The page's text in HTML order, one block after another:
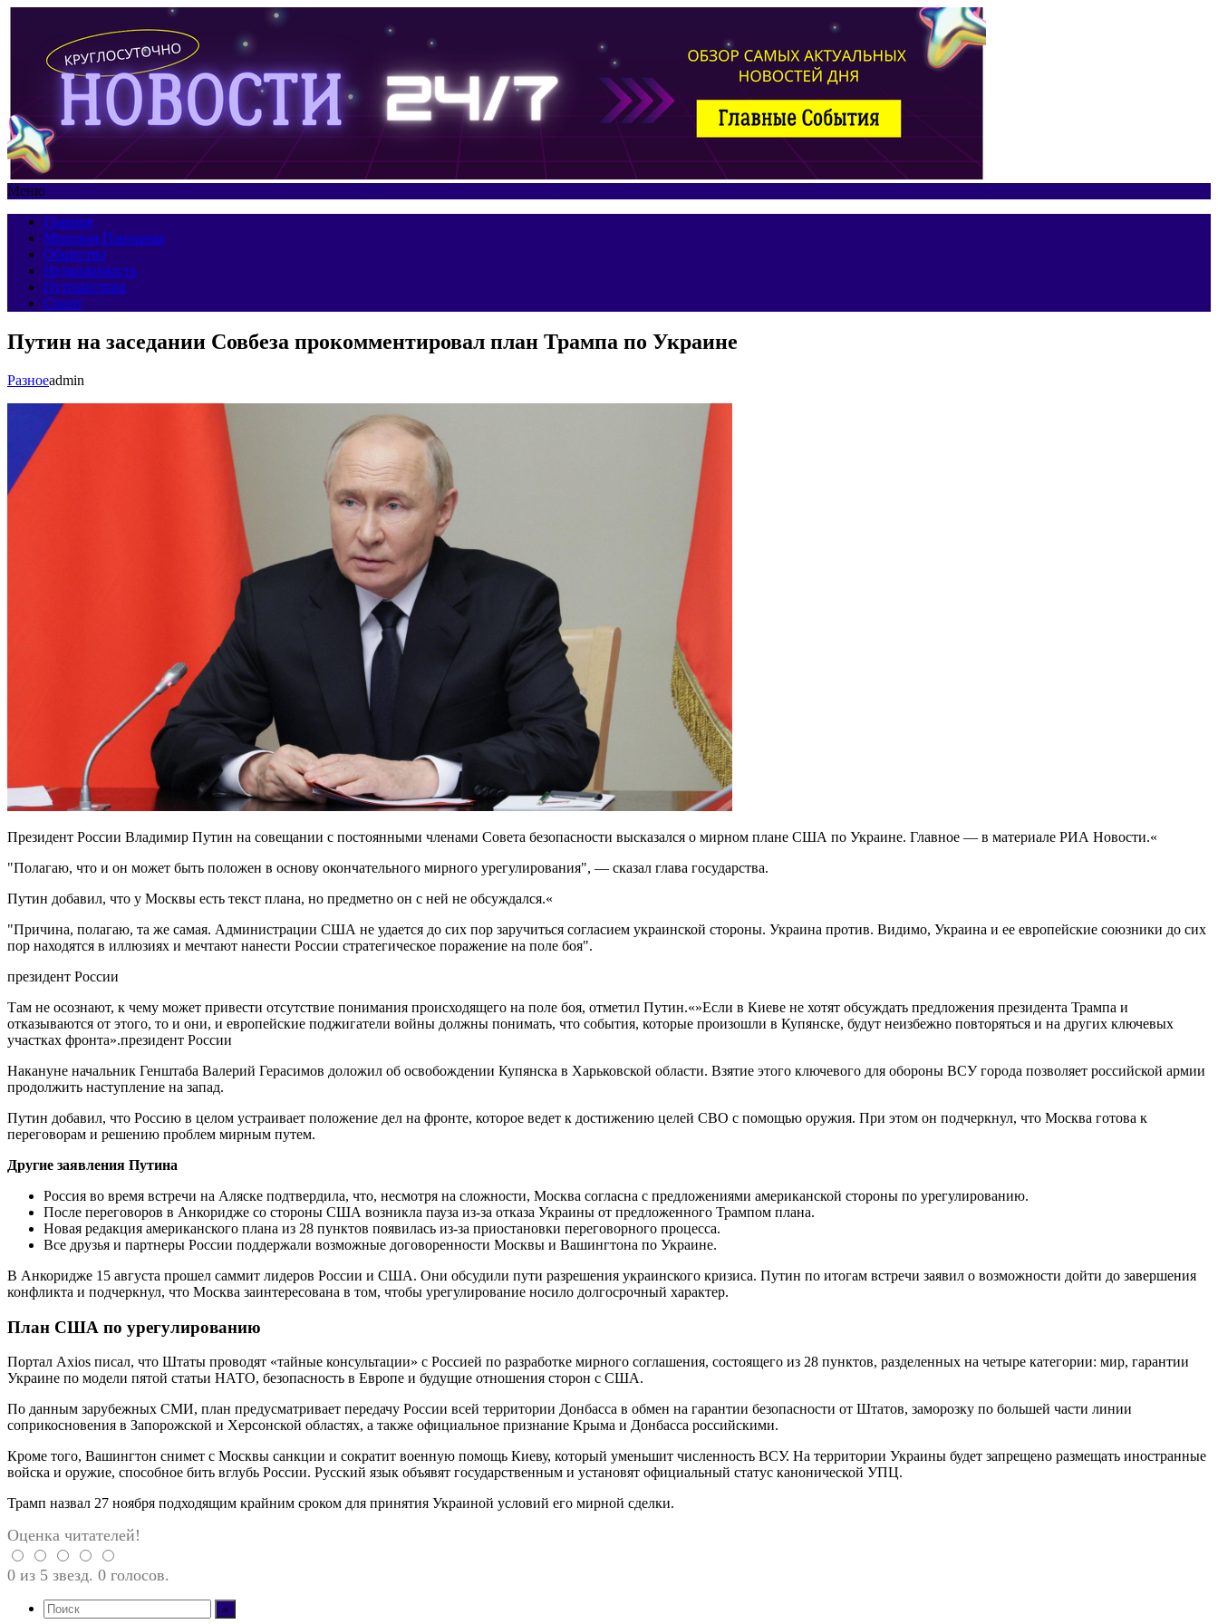
Меню
Главная
Мировая Панорама
Общество
Недвижимость
Путешествия
Спорт
Путин на заседании Совбеза прокомментировал план Трампа по Украине
Разноеadmin
Президент России Владимир Путин на совещании с постоянными членами Совета безопасности высказался о мирном плане США по Украине. Главное — в материале РИА Новости.«
"Полагаю, что и он может быть положен в основу окончательного мирного урегулирования", — сказал глава государства.
Путин добавил, что у Москвы есть текст плана, но предметно он с ней не обсуждался.«
"Причина, полагаю, та же самая. Администрации США не удается до сих пор заручиться согласием украинской стороны. Украина против. Видимо, Украина и ее европейские союзники до сих
пор находятся в иллюзиях и мечтают нанести России стратегическое поражение на поле боя".
президент России
Там не осознают, к чему может привести отсутствие понимания происходящего на поле боя, отметил Путин.«»Если в Киеве не хотят обсуждать предложения президента Трампа и
отказываются от этого, то и они, и европейские поджигатели войны должны понимать, что события, которые произошли в Купянске, будут неизбежно повторяться и на других ключевых
участках фронта».президент России
Накануне начальник Генштаба Валерий Герасимов доложил об освобождении Купянска в Харьковской области. Взятие этого ключевого для обороны ВСУ города позволяет российской армии
продолжить наступление на запад.
Путин добавил, что Россию в целом устраивает положение дел на фронте, которое ведет к достижению целей СВО с помощью оружия. При этом он подчеркнул, что Москва готова к
переговорам и решению проблем мирным путем.
Другие заявления Путина
Россия во время встречи на Аляске подтвердила, что, несмотря на сложности, Москва согласна с предложениями американской стороны по урегулированию.
После переговоров в Анкоридже со стороны США возникла пауза из-за отказа Украины от предложенного Трампом плана.
Новая редакция американского плана из 28 пунктов появилась из-за приостановки переговорного процесса.
Все друзья и партнеры России поддержали возможные договоренности Москвы и Вашингтона по Украине.
В Анкоридже 15 августа прошел саммит лидеров России и США. Они обсудили пути разрешения украинского кризиса. Путин по итогам встречи заявил о возможности дойти до завершения
конфликта и подчеркнул, что Москва заинтересована в том, чтобы урегулирование носило долгосрочный характер.
План США по урегулированию
Портал Axios писал, что Штаты проводят «тайные консультации» с Россией по разработке мирного соглашения, состоящего из 28 пунктов, разделенных на четыре категории: мир, гарантии
Украине по модели пятой статьи НАТО, безопасность в Европе и будущие отношения сторон с США.
По данным зарубежных СМИ, план предусматривает передачу России всей территории Донбасса в обмен на гарантии безопасности от Штатов, заморозку по большей части линии
соприкосновения в Запорожской и Херсонской областях, а также официальное признание Крыма и Донбасса российскими.
Кроме того, Вашингтон снимет с Москвы санкции и сократит военную помощь Киеву, который уменьшит численность ВСУ. На территории Украины будет запрещено размещать иностранные
войска и оружие, способное бить вглубь России. Русский язык объявят государственным и установят официальный статус канонической УПЦ.
Трамп назвал 27 ноября подходящим крайним сроком для принятия Украиной условий его мирной сделки.
Оценка читателей!
0 из 5 звезд. 0 голосов.